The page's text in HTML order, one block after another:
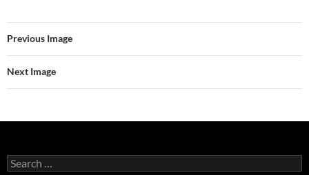
b
o
o
k
er
s
A
p
e
Previous Image
Next Image
Search
for: